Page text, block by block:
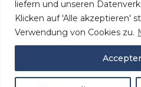
liefern und unseren
Klicken auf 'Alle akzeptieren'
Verwendung von Cookies zu.
FOLGEN